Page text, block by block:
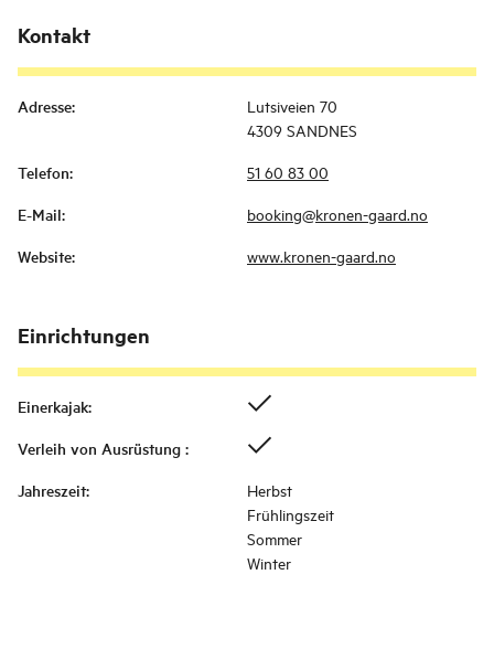
Kontakt
Adresse:
Lutsiveien 70
4309 SANDNES
Telefon: 51 60 83 00
E-Mail: booking@kronen-gaard.no
Website: www.kronen-gaard.no
Einrichtungen
Einerkajak:
Verleih von Ausrüstung :
Jahreszeit:
Herbst
Frühlingszeit
Sommer
Winter